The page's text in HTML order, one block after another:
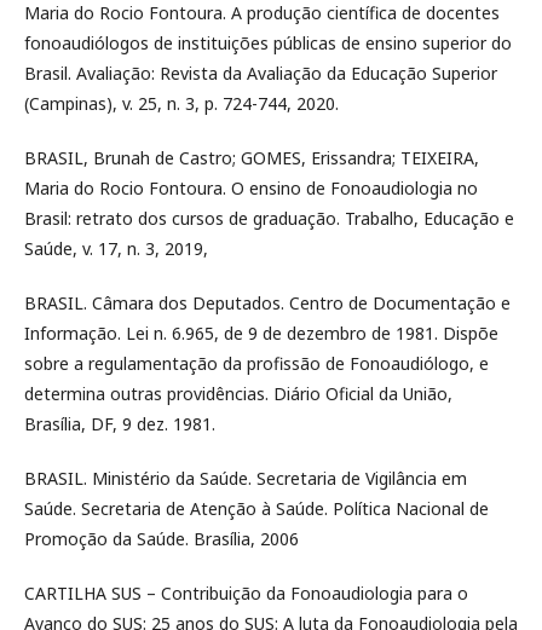
Maria do Rocio Fontoura. A produção científica de docentes
fonoaudiólogos de instituições públicas de ensino superior do
Brasil. Avaliação: Revista da Avaliação da Educação Superior
(Campinas), v. 25, n. 3, p. 724-744, 2020.
BRASIL, Brunah de Castro; GOMES, Erissandra; TEIXEIRA,
Maria do Rocio Fontoura. O ensino de Fonoaudiologia no
Brasil: retrato dos cursos de graduação. Trabalho, Educação e
Saúde, v. 17, n. 3, 2019,
BRASIL. Câmara dos Deputados. Centro de Documentação e
Informação. Lei n. 6.965, de 9 de dezembro de 1981. Dispõe
sobre a regulamentação da profissão de Fonoaudiólogo, e
determina outras providências. Diário Oficial da União,
Brasília, DF, 9 dez. 1981.
BRASIL. Ministério da Saúde. Secretaria de Vigilância em
Saúde. Secretaria de Atenção à Saúde. Política Nacional de
Promoção da Saúde. Brasília, 2006
CARTILHA SUS – Contribuição da Fonoaudiologia para o
Avanço do SUS: 25 anos do SUS: A luta da Fonoaudiologia pela